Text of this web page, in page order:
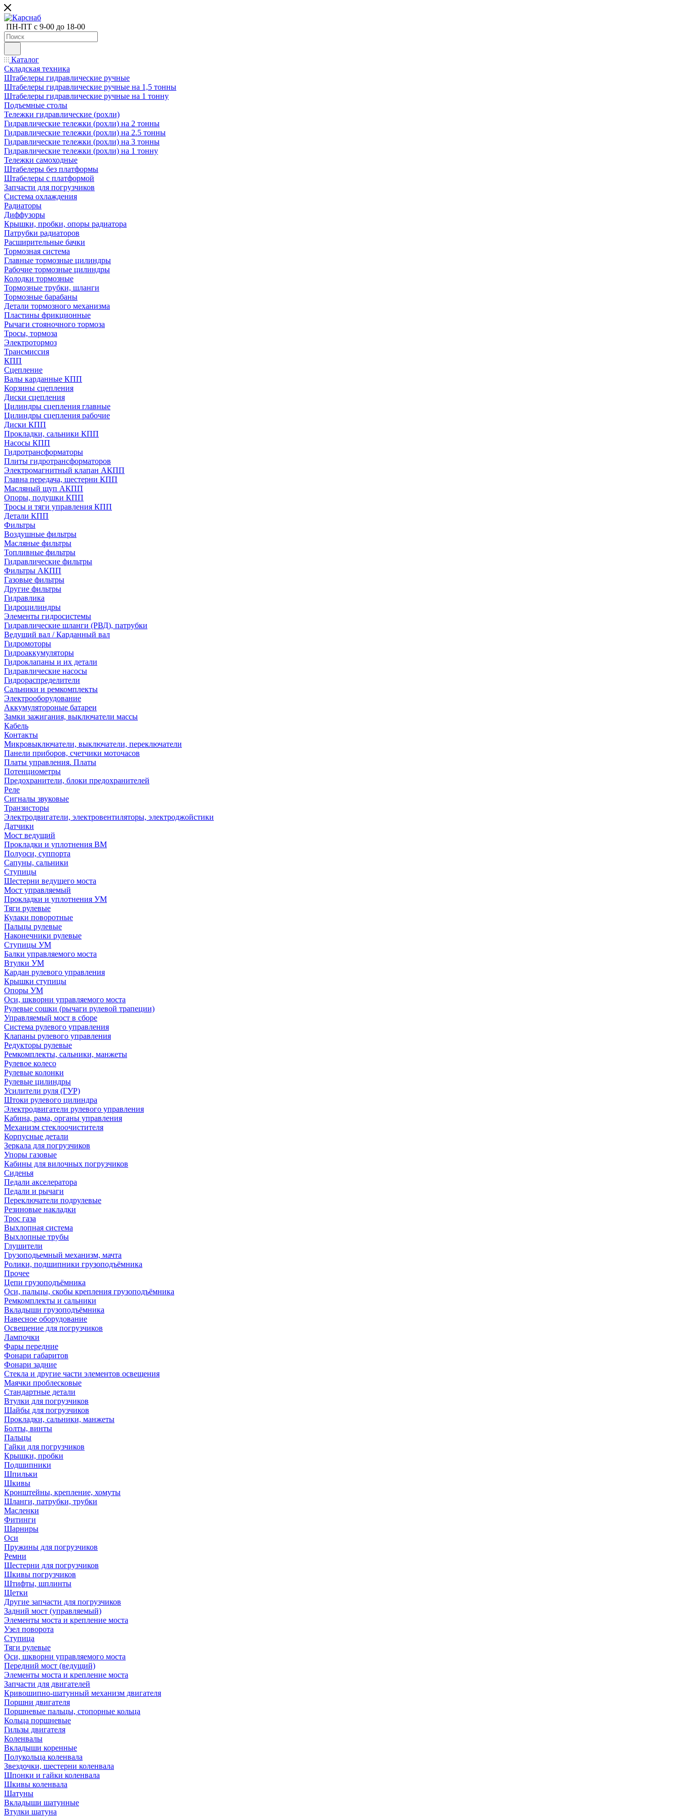
ПН-ПТ с 9-00 до 18-00
Каталог
Складская техника
Штабелеры гидравлические ручные
Штабелеры гидравлические ручные на 1,5 тонны
Штабелеры гидравлические ручные на 1 тонну
Подъемные столы
Тележки гидравлические (рохли)
Гидравлические тележки (рохли) на 2 тонны
Гидравлические тележки (рохли) на 2.5 тонны
Гидравлические тележки (рохли) на 3 тонны
Гидравлические тележки (рохли) на 1 тонну
Тележки самоходные
Штабелеры без платформы
Штабелеры с платформой
Запчасти для погрузчиков
Система охлаждения
Радиаторы
Диффузоры
Крышки, пробки, опоры радиатора
Патрубки радиаторов
Расширительные бачки
Тормозная система
Главные тормозные цилиндры
Рабочие тормозные цилиндры
Колодки тормозные
Тормозные трубки, шланги
Тормозные барабаны
Детали тормозного механизма
Пластины фрикционные
Рычаги стояночного тормоза
Тросы, тормоза
Электротормоз
Трансмиссия
КПП
Сцепление
Валы карданные КПП
Корзины сцепления
Диски сцепления
Цилиндры сцепления главные
Цилиндры сцепления рабочие
Диски КПП
Прокладки, сальники КПП
Насосы КПП
Гидротрансформаторы
Плиты гидротрансформаторов
Электромагнитный клапан АКПП
Главна передача, шестерни КПП
Масляный щуп АКПП
Опоры, подушки КПП
Тросы и тяги управления КПП
Детали КПП
Фильтры
Воздушные фильтры
Масляные фильтры
Топливные фильтры
Гидравлические фильтры
Фильтры АКПП
Газовые фильтры
Другие фильтры
Гидравлика
Гидроцилиндры
Элементы гидросистемы
Гидравлические шланги (РВД), патрубки
Ведущий вал / Карданный вал
Гидромоторы
Гидроаккумуляторы
Гидроклапаны и их детали
Гидравлические насосы
Гидрораспределители
Сальники и ремкомплекты
Электрооборудование
Аккумулятороные батареи
Замки зажигания, выключатели массы
Кабель
Контакты
Микровыключатели, выключатели, переключатели
Панели приборов, счетчики моточасов
Платы управления. Платы
Потенциометры
Предохранители, блоки предохранителей
Реле
Сигналы звуковые
Транзисторы
Электродвигатели, электровентиляторы, электроджойстики
Датчики
Мост ведущий
Прокладки и уплотнения ВМ
Полуоси, суппорта
Сапуны, сальники
Ступицы
Шестерни ведущего моста
Мост управляемый
Прокладки и уплотнения УМ
Тяги рулевые
Кулаки поворотные
Пальцы рулевые
Наконечники рулевые
Ступицы УМ
Балки управляемого моста
Втулки УМ
Кардан рулевого управления
Крышки ступицы
Опоры УМ
Оси, шкворни управляемого моста
Рулевые сошки (рычаги рулевой трапеции)
Управляемый мост в сборе
Система рулевого управления
Клапаны рулевого управления
Редукторы рулевые
Ремкомплекты, сальники, манжеты
Рулевое колесо
Рулевые колонки
Рулевые цилиндры
Усилители руля (ГУР)
Штоки рулевого цилиндра
Электродвигатели рулевого управления
Кабина, рама, органы управления
Механизм стеклоочистителя
Корпусные детали
Зеркала для погрузчиков
Упоры газовые
Кабины для вилочных погрузчиков
Сиденья
Педали акселератора
Педали и рычаги
Переключатели подрулевые
Резиновые накладки
Трос газа
Выхлопная система
Выхлопные трубы
Глушители
Грузоподьемный механизм, мачта
Ролики, подшипники грузоподъёмника
Прочее
Цепи грузоподъёмника
Оси, пальцы, скобы крепления грузоподъёмника
Ремкомплекты и сальники
Вкладыши грузоподъёмника
Навесное оборудование
Освещение для погрузчиков
Лампочки
Фары передние
Фонари габаритов
Фонари задние
Стекла и другие части элементов освещения
Маячки проблесковые
Стандартные детали
Втулки для погрузчиков
Шайбы для погрузчиков
Прокладки, сальники, манжеты
Болты, винты
Пальцы
Гайки для погрузчиков
Крышки, пробки
Подшипники
Шпильки
Шкивы
Кронштейны, крепление, хомуты
Шланги, патрубки, трубки
Масленки
Фитинги
Шарниры
Оси
Пружины для погрузчиков
Ремни
Шестерни для погрузчиков
Шкивы погрузчиков
Штифты, шплинты
Щетки
Другие запчасти для погрузчиков
Задний мост (управляемый)
Элементы моста и крепление моста
Узел поворота
Ступица
Тяги рулевые
Оси, шкворни управляемого моста
Передний мост (ведущий)
Элементы моста и крепление моста
Запчасти для двигателей
Кривошипно-шатунный механизм двигателя
Поршни двигателя
Поршневые пальцы, стопорные кольца
Кольца поршневые
Гильзы двигателя
Коленвалы
Вкладыши коренные
Полукольца коленвала
Звездочки, шестерни коленвала
Шпонки и гайки коленвала
Шкивы коленвала
Шатуны
Вкладыши шатунные
Втулки шатуна